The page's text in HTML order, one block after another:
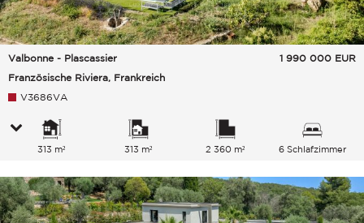
Valbonne - Plascassier
Französische Riviera, Frankreich
1 990 000 EUR
V3686VA
313 m² 313 m² 2 360 m² 6 Schlafzimmer